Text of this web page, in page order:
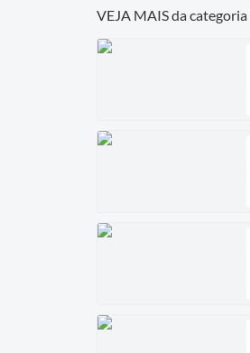
VEJA MAIS da categoria